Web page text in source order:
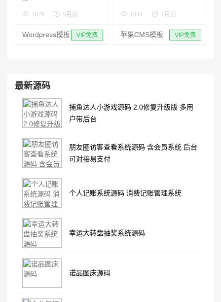
1029 6月前
Wordpress模板 VIP免费
1035 7月前
苹果CMS模板 VIP免费
最新源码
捕鱼达人小游戏源码 2.0修复升级版 多用
户带后台
朋友圈访客查看系统源码 含会员系统 后台
可对接易支付
个人记账系统源码 消费记账管理系统
幸运大转盘抽奖系统源码
诺品图床源码